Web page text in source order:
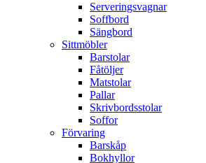
Serveringsvagnar
Soffbord
Sängbord
Sittmöbler
Barstolar
Fåtöljer
Matstolar
Pallar
Skrivbordsstolar
Soffor
Förvaring
Barskåp
Bokhyllor